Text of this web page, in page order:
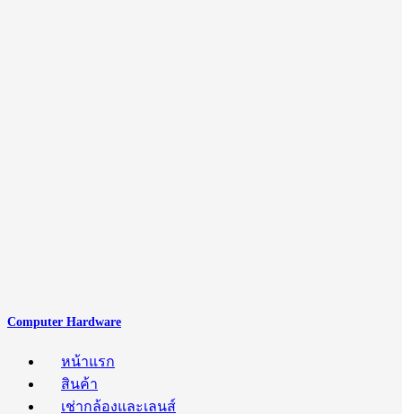
Computer Hardware
หน้าแรก
สินค้า
เช่ากล้องและเลนส์